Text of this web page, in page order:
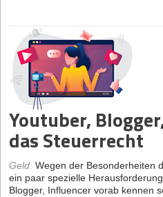
Youtuber,
das Steuerrecht
Geld: Wegen der Besonderheiten
ein paar spezielle
Blogger, Influencer vorab kennen